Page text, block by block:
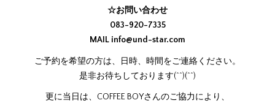
☆お問い合わせ
083-920-7335
MAIL info@und-star.com
ご予約を希望の方は、日時、時間をご連絡ください。
是非お待ちしております(^^)(^^)
更に当日は、COFFEE BOYさんのご協力により、